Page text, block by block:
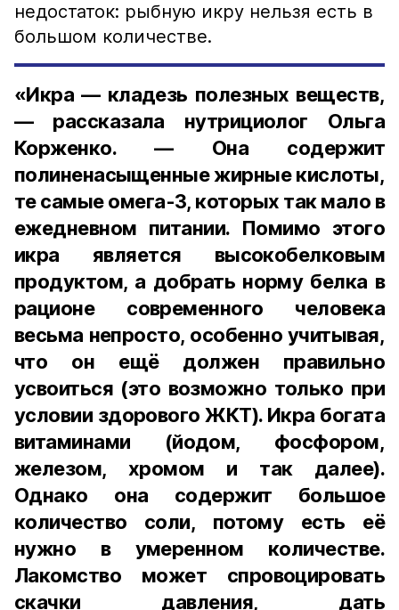
недостаток: рыбную икру нельзя есть в
большом количестве.
«Икра — кладезь полезных веществ,
— рассказала нутрициолог Ольга
Корженко. — Она содержит
полиненасыщенные жирные кислоты,
те самые омега-3, которых так мало в
ежедневном питании. Помимо этого
икра является высокобелковым
продуктом, а добрать норму белка в
рационе современного человека
весьма непросто, особенно учитывая,
что он ещё должен правильно
усвоиться (это возможно только при
условии здорового ЖКТ). Икра богата
витаминами (йодом, фосфором,
железом, хромом и так далее).
Однако она содержит большое
количество соли, потому есть её
нужно в умеренном количестве.
Лакомство может спровоцировать
скачки давления, дать